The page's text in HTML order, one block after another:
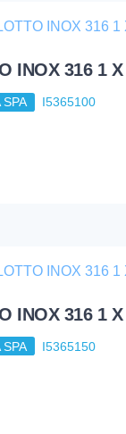
INOX 316 1 X
SPA I5365100
INOX 316 1 X
SPA I5365150